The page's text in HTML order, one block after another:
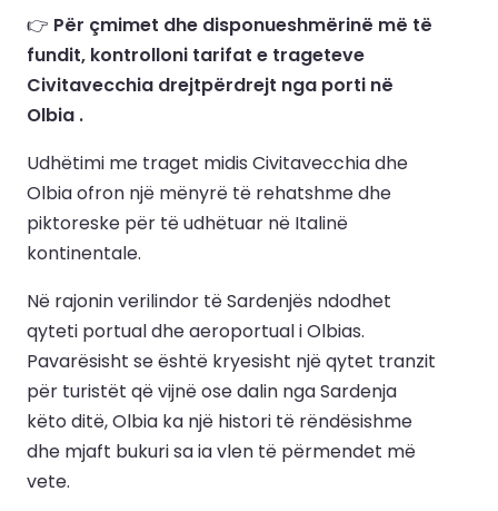
👉 Për çmimet dhe disponueshmërinë më të
fundit, kontrolloni tarifat e trageteve
Civitavecchia drejtpërdrejt nga porti në
Olbia .
Udhëtimi me traget midis Civitavecchia dhe
Olbia ofron një mënyrë të rehatshme dhe
piktoreske për të udhëtuar në Italinë
kontinentale.
Në rajonin verilindor të Sardenjës ndodhet
qyteti portual dhe aeroportual i Olbias.
Pavarësisht se është kryesisht një qytet tranzit
për turistët që vijnë ose dalin nga Sardenja
këto ditë, Olbia ka një histori të rëndësishme
dhe mjaft bukuri sa ia vlen të përmendet më
vete.